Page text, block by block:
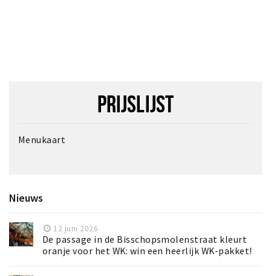
PRIJSLIJST
Menukaart
Nieuws
12 juni 2026
De passage in de Bisschopsmolenstraat kleurt
oranje voor het WK: win een heerlijk WK-pakket!